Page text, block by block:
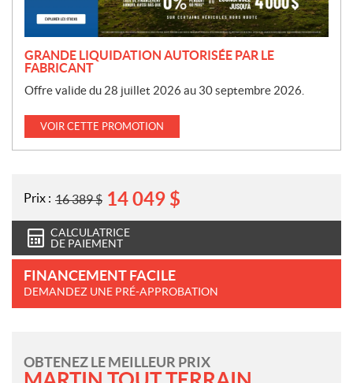
GRANDE LIQUIDATION AUTORISÉE PAR LE
FABRICANT
Offre valide du 28 juillet 2026 au 30 septembre 2026.
VOIR CETTE PROMOTION
Prix : 16 389$ 14 049 $
CALCULATRICE
DE PAIEMENT
FINANCEMENT FACILE
DEMANDEZ UNE PRÉ-APPROBATION
OBTENEZ LE MEILLEUR PRIX